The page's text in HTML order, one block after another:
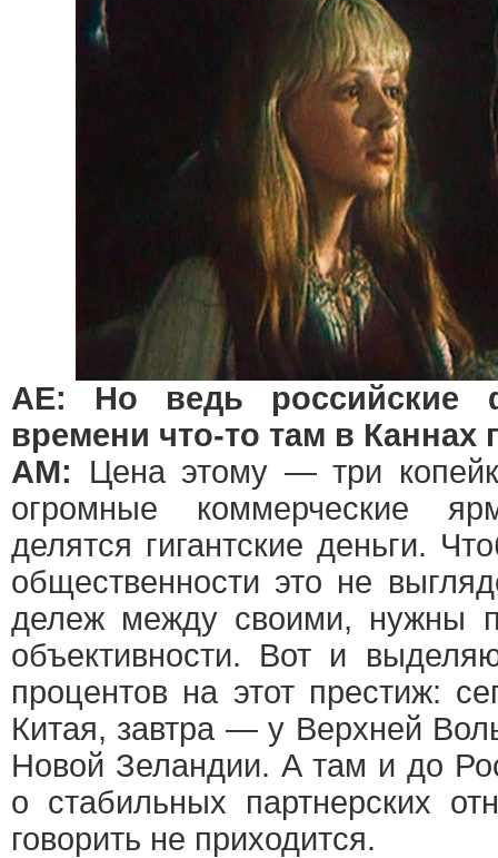
АЕ: Но ведь российские
времени что-то там в
АМ: Цена этому — три
огромные коммерческие
делятся гигантские деньги.
общественности это не
дележ между своими, нужны
объективности. Вот и
процентов на этот престиж:
Китая, завтра — у Верхней
Новой Зеландии. А там и до
о стабильных партнерских
говорить не приходится.